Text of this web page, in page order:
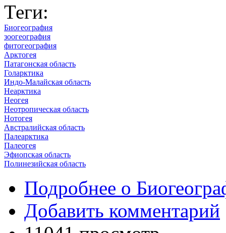
Теги:
Биогеография
зоогеография
фитогеография
Арктогея
Патагонская область
Голарктика
Индо-Малайская область
Неарктика
Неогея
Неотропическая область
Нотогея
Австралийская область
Палеарктика
Палеогея
Эфиопская область
Полинезийская область
Подробнее о
Добавить комментарий